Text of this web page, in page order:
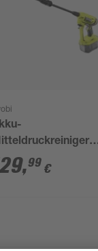
V ohne Akku und
,99 €